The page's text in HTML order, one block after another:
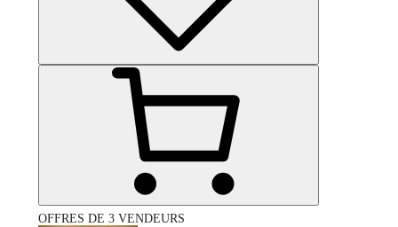
OFFRES DE 3 VENDEURS